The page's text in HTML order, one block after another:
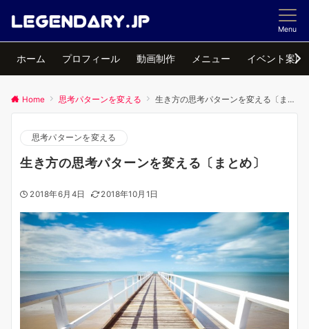
Menu
ホーム プロフィール 動画制作 メニュー イベント案内
Home 思考パターンを変える 生き方の思考パターンを変える〔まとめ〕
思考パターンを変える
生き方の思考パターンを変える〔まとめ〕
2018年6月4日 2018年10月1日